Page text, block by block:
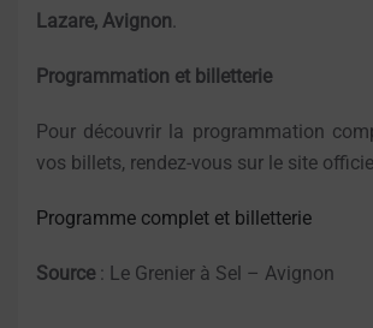
Lazare, Avignon
Programmation et billetterie
Pour découvrir la programmation
vos billets, rendez-vous sur le site
Programme complet et billetterie
Source: Le Grenier à Sel – Avignon